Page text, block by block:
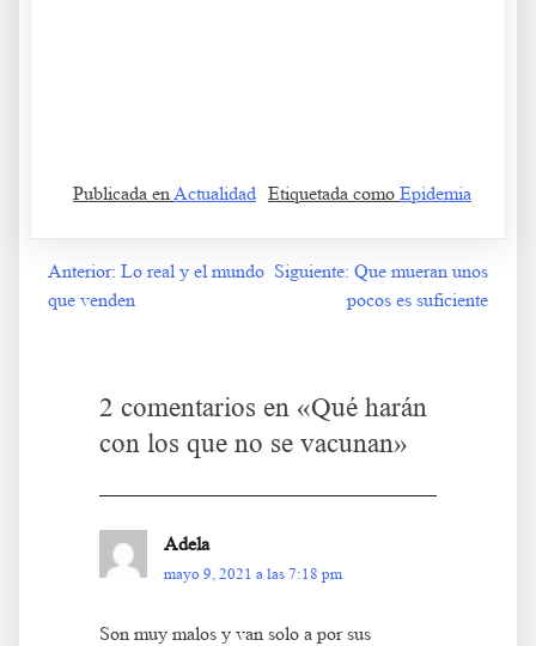
Publicada en Actualidad Etiquetada como Epidemia
Navegación
Anterior: Lo real y el mundo
que venden
Siguiente: Que mueran unos
pocos es suficiente
2 comentarios en «Qué harán
con los que no se vacunan»
Adela
mayo 9, 2021 a las 7:18 pm
Son muy malos y van solo a por sus